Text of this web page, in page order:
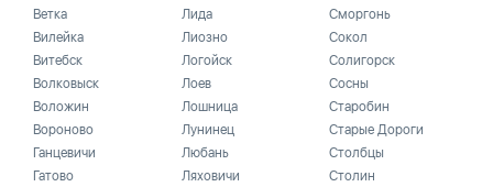
Ветка
Вилейка
Витебск
Волковыск
Воложин
Вороново
Ганцевичи
Гатово
Лида
Лиозно
Логойск
Лоев
Лошница
Лунинец
Любань
Ляховичи
Сморгонь
Сокол
Солигорск
Сосны
Старобин
Старые Дороги
Столбцы
Столин